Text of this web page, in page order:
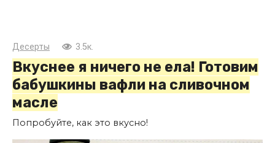
Десерты 3.5к.
Вкуснее я ничего не ела! Готовим
бабушкины вафли на сливочном
масле
Попробуйте, как это вкусно!